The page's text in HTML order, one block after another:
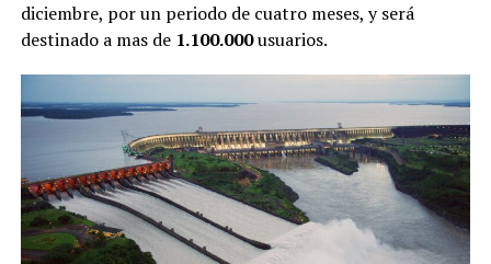
diciembre, por un periodo de cuatro meses, y será
destinado a mas de 1.100.000usuarios.